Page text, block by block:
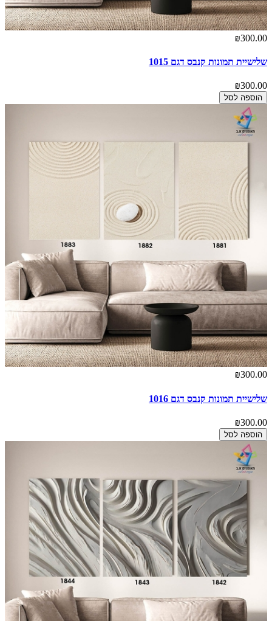
₪300.00
שלישיית תמונות קנבס דגם 1015
₪300.00
הוספה לסל
₪300.00
שלישיית תמונות קנבס דגם 1016
₪300.00
הוספה לסל